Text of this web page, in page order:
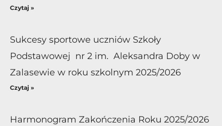
Czytaj »
Sukcesy sportowe uczniów Szkoły
Podstawowej nr 2 im. Aleksandra Doby w
Zalasewie w roku szkolnym 2025/2026
Czytaj »
Harmonogram Zakończenia Roku 2025/2026